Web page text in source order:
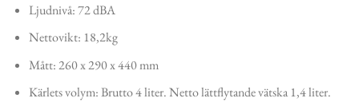
Ljudnivå: 72 dBA
Nettovikt: 18,2kg
Mått: 260 x 290 x 440 mm
Kärlets volym: Brutto 4 liter. Netto lättflytande vätska 1,4 liter.